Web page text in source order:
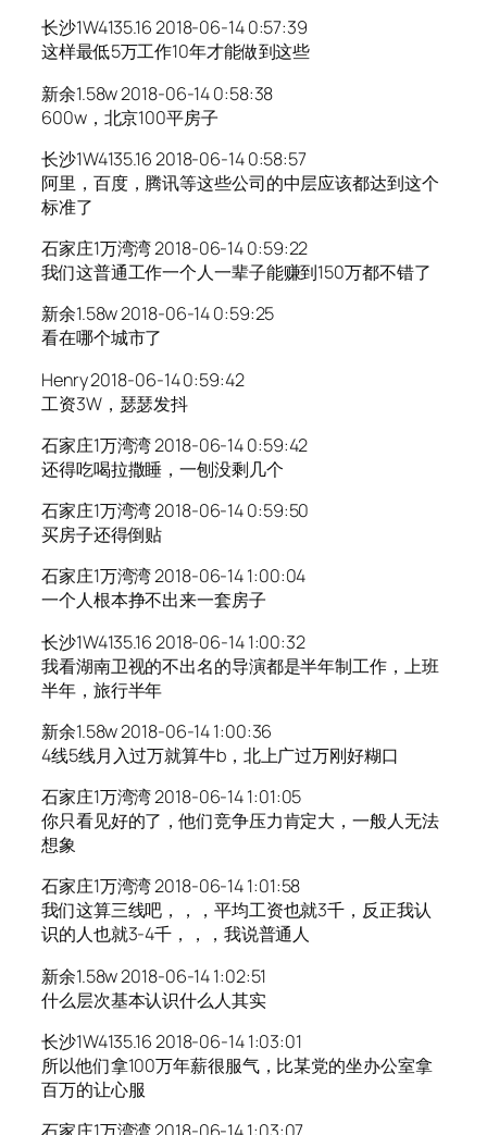
长沙1W4135.16 2018-06-14 0:57:39
这样最低5万工作10年才能做到这些
新余1.58w 2018-06-14 0:58:38
600w，北京100平房子
长沙1W4135.16 2018-06-14 0:58:57
阿里，百度，腾讯等这些公司的中层应该都达到这个
标准了
石家庄1万湾湾 2018-06-14 0:59:22
我们这普通工作一个人一辈子能赚到150万都不错了
新余1.58w 2018-06-14 0:59:25
看在哪个城市了
Henry 2018-06-14 0:59:42
工资3W，瑟瑟发抖
石家庄1万湾湾 2018-06-14 0:59:42
还得吃喝拉撒睡，一刨没剩几个
石家庄1万湾湾 2018-06-14 0:59:50
买房子还得倒贴
石家庄1万湾湾 2018-06-14 1:00:04
一个人根本挣不出来一套房子
长沙1W4135.16 2018-06-14 1:00:32
我看湖南卫视的不出名的导演都是半年制工作，上班
半年，旅行半年
新余1.58w 2018-06-14 1:00:36
4线5线月入过万就算牛b，北上广过万刚好糊口
石家庄1万湾湾 2018-06-14 1:01:05
你只看见好的了，他们竞争压力肯定大，一般人无法
想象
石家庄1万湾湾 2018-06-14 1:01:58
我们这算三线吧，，，平均工资也就3千，反正我认
识的人也就3-4千，，，我说普通人
新余1.58w 2018-06-14 1:02:51
什么层次基本认识什么人其实
长沙1W4135.16 2018-06-14 1:03:01
所以他们拿100万年薪很服气，比某党的坐办公室拿
百万的让心服